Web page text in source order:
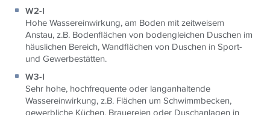
W2-I
Hohe Wassereinwirkung, am Boden mit zeitweisem
Anstau, z.B. Bodenflächen von bodengleichen Duschen im
häuslichen Bereich, Wandflächen von Duschen in Sport-
und Gewerbestätten.
W3-I
Sehr hohe, hochfrequente oder langanhaltende
Wassereinwirkung, z.B. Flächen um Schwimmbecken,
gewerbliche Küchen, Brauereien oder Duschanlagen in